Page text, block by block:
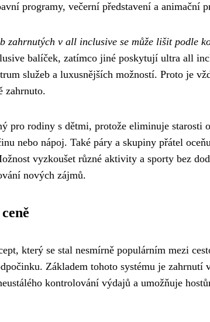
programy, večerní představení a animační
zahrnutých v all inclusive se může lišit podle
balíček, zatímco jiné poskytují ultra all
služeb a luxusnějších možností. Proto je
zahrnuto.
pro rodiny s dětmi, protože eliminuje starosti
nebo nápoj. Také páry a skupiny přátel
vyzkoušet různé aktivity a sporty bez
nových zájmů.
který se stal nesmírně populárním mezi
Základem tohoto systému je zahrnutí
kontrolování výdajů a umožňuje